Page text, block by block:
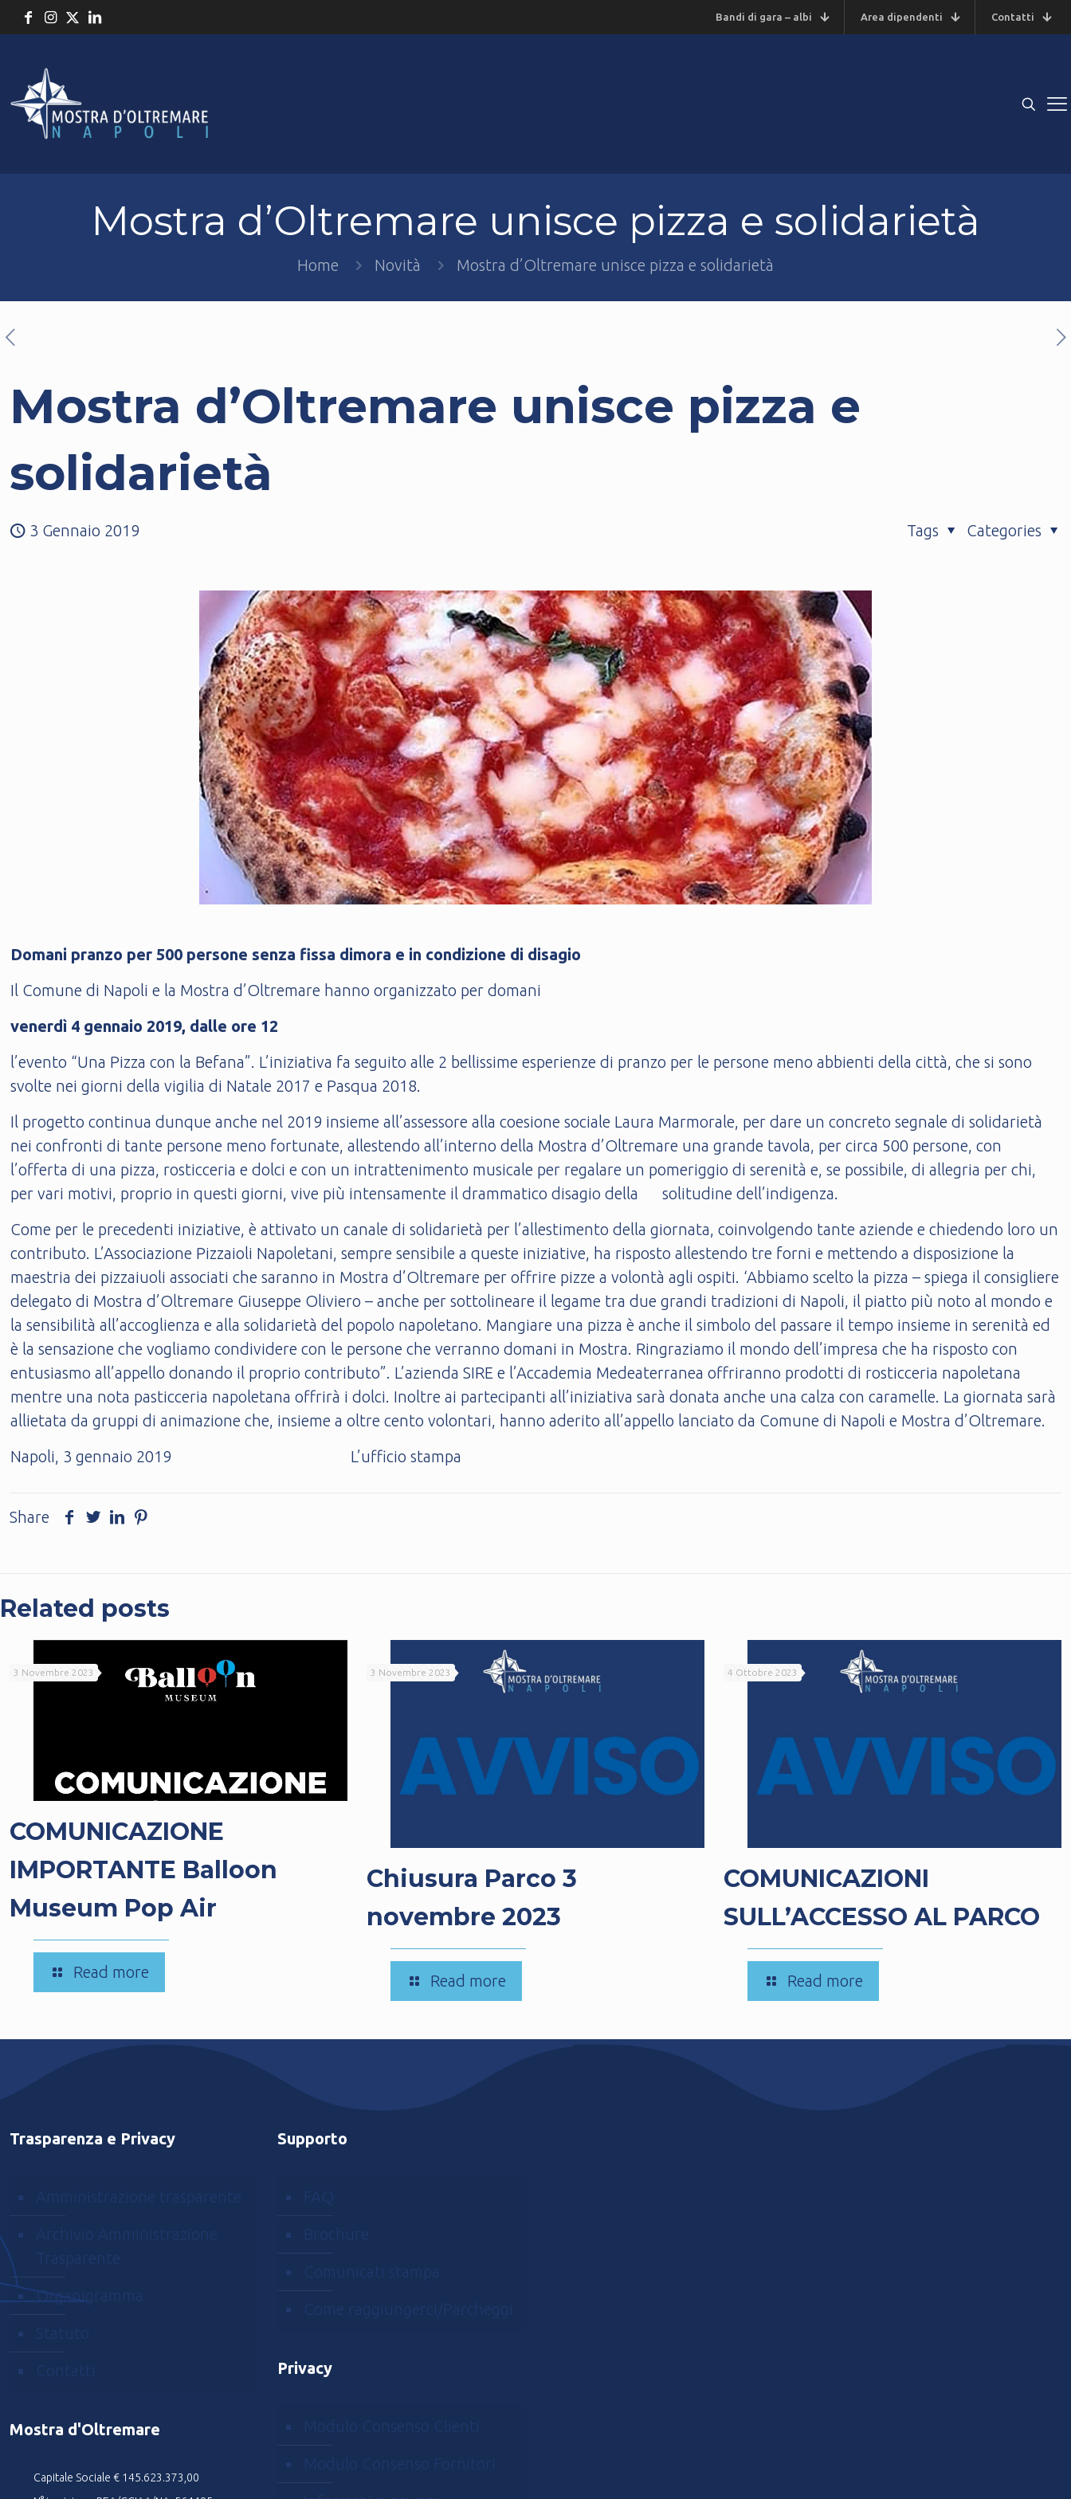
Bandi di gara – albi Area dipendenti Contatti
Mostra d’Oltremare unisce pizza e solidarietà
Home Novità Mostra d’Oltremare unisce pizza e solidarietà
Mostra d’Oltremare unisce pizza e
solidarietà
3 Gennaio 2019 Categories
Tags
Domani pranzo per 500 persone senza fissa dimora e in condizione di disagio
Il Comune di Napoli e la Mostra d’Oltremare hanno organizzato per domani
venerdì 4 gennaio 2019, dalle ore 12
l’evento “Una Pizza con la Befana”. L’iniziativa fa seguito alle 2 bellissime esperienze di pranzo per le persone meno abbienti della città, che si sono
svolte nei giorni della vigilia di Natale 2017 e Pasqua 2018.
Il progetto continua dunque anche nel 2019 insieme all’assessore alla coesione sociale Laura Marmorale, per dare un concreto segnale di solidarietà
nei confronti di tante persone meno fortunate, allestendo all’interno della Mostra d’Oltremare una grande tavola, per circa 500 persone, con
l’offerta di una pizza, rosticceria e dolci e con un intrattenimento musicale per regalare un pomeriggio di serenità e, se possibile, di allegria per chi,
per vari motivi, proprio in questi giorni, vive più intensamente il drammatico disagio della solitudine dell’indigenza.
Come per le precedenti iniziative, è attivato un canale di solidarietà per l’allestimento della giornata, coinvolgendo tante aziende e chiedendo loro un
contributo. L’Associazione Pizzaioli Napoletani, sempre sensibile a queste iniziative, ha risposto allestendo tre forni e mettendo a disposizione la
maestria dei pizzaiuoli associati che saranno in Mostra d’Oltremare per offrire pizze a volontà agli ospiti. ‘Abbiamo scelto la pizza – spiega il consigliere
delegato di Mostra d’Oltremare Giuseppe Oliviero – anche per sottolineare il legame tra due grandi tradizioni di Napoli, il piatto più noto al mondo e
la sensibilità all’accoglienza e alla solidarietà del popolo napoletano. Mangiare una pizza è anche il simbolo del passare il tempo insieme in serenità ed
è la sensazione che vogliamo condividere con le persone che verranno domani in Mostra. Ringraziamo il mondo dell’impresa che ha risposto con
entusiasmo all’appello donando il proprio contributo”. L’azienda SIRE e l’Accademia Medeaterranea offriranno prodotti di rosticceria napoletana
mentre una nota pasticceria napoletana offrirà i dolci. Inoltre ai partecipanti all’iniziativa sarà donata anche una calza con caramelle. La giornata sarà
allietata da gruppi di animazione che, insieme a oltre cento volontari, hanno aderito all’appello lanciato da Comune di Napoli e Mostra d’Oltremare.
Napoli, 3 gennaio 2019 L’ufficio stampa
Share
Related posts
3 Novembre 2023
COMUNICAZIONE
IMPORTANTE Balloon
Museum Pop Air
Read more
COMUNICAZIONE
Balloon
3 Novembre 2023
Chiusura Parco 3
novembre 2023
Read more-
Chiusura
4 Ottobre 2023
COMUNICAZIONI
SULL’ACCESSO AL PARCO
Read more-
COMUNICAZIONI
Trasparenza e Privacy
Amministrazione trasparente
Archivio Amministrazione
Trasparente
Organigramma
Statuto
Contatti
Mostra d'Oltremare
Capitale Sociale € 145.623.373,00
Supporto
FAQ
Brochure
Comunicati stampa
Come raggiungerci/Parcheggi
Privacy
Modulo Consenso Clienti
Modulo Consenso Fornitori